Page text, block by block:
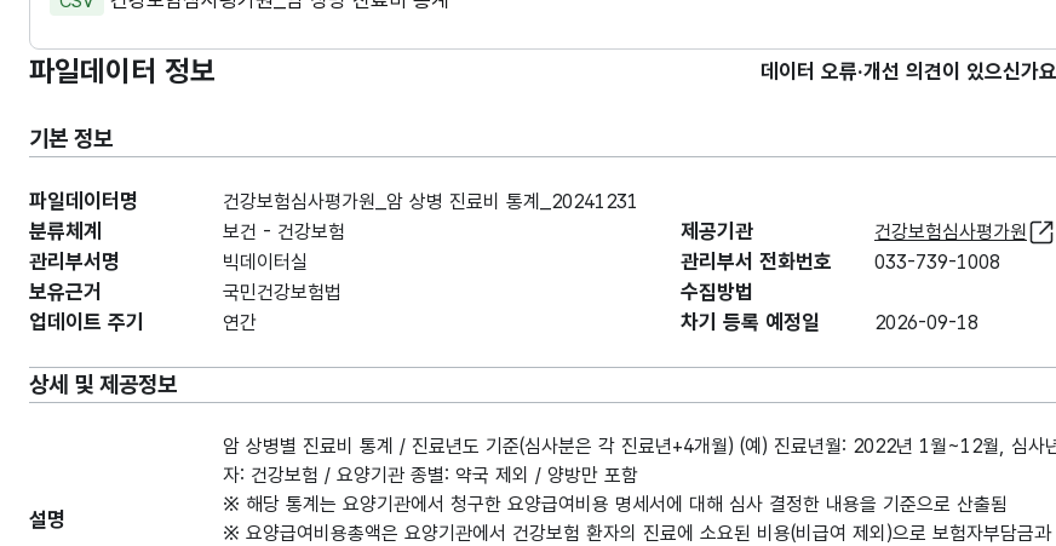
파일데이터 정보 데이터 오류·개선 의견이 있으신가
기본 정보
파일데이터명 건강보험심사평가원_암 상병 진료비 통계_20241231
분류체계 보건 - 건강보험 제공기관 건강보험심사평가원
관리부서명 빅데이터실 관리부서 전화번호 033-739-1008
보유근거 국민건강보험법
수집방법
업데이트 주기
연간 차기 등록 예정일 2026-09-18
상세 및 제공정보
설명
암 상병별 진료비 통계 / 진료년도 기준(심사분은 각 진료년+4개월) (예) 진료년월: 2022년 1월~12월, 심
자: 건강보험 / 요양기관 종별: 약국 제외 / 양방만 포함
※ 해당 통계는 요양기관에서 청구한 요양급여비용 명세서에 대해 심사 결정한 내용을 기준으로 산출됨
※ 요양급여비용총액은 요양기관에서 건강보험 환자의 진료에 소요된 비용(비급여 제외)으로 보험자부담금